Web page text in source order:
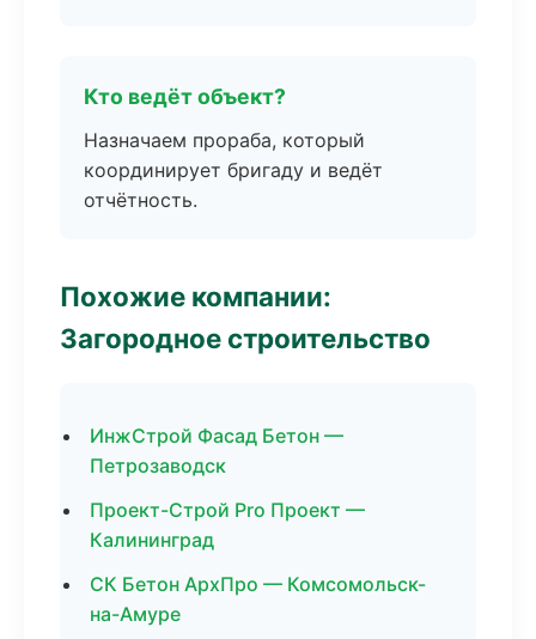
Кто ведёт объект?
Назначаем прораба, который
координирует бригаду и ведёт
отчётность.
Похожие компании:
Загородное строительство
ИнжСтрой Фасад Бетон —
Петрозаводск
Проект-Строй Pro Проект —
Калининград
СК Бетон АрхПро — Комсомольск-
на-Амуре